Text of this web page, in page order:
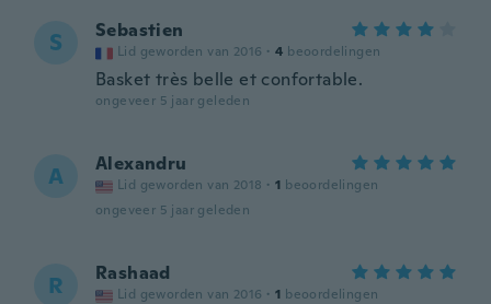
S Sebastien
Lid geworden van 2016 · 4 beoordelingen
Basket très belle et confortable.
ongeveer 5 jaar geleden
A Alexandru
Lid geworden van 2018 · 1 beoordelingen
ongeveer 5 jaar geleden
R Rashaad
Lid geworden van 2016 · 1 beoordelingen